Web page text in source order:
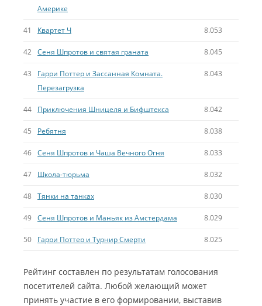
Америке
41 Квартет Ч 8.053
42 Сеня Шпротов и святая граната 8.045
43
Гарри Поттер и Зассанная Комната.
Перезагрузка
8.043
44 Приключения Шницеля и Бифштекса 8.042
45 Ребятня 8.038
46 Сеня Шпротов и Чаша Вечного Огня 8.033
47 Школа-тюрьма 8.032
48 Тянки на танках 8.030
49 Сеня Шпротов и Маньяк из Амстердама 8.029
50 Гарри Поттер и Турнир Смерти 8.025
Рейтинг составлен по результатам голосования
посетителей сайта. Любой желающий может
принять участие в его формировании, выставив